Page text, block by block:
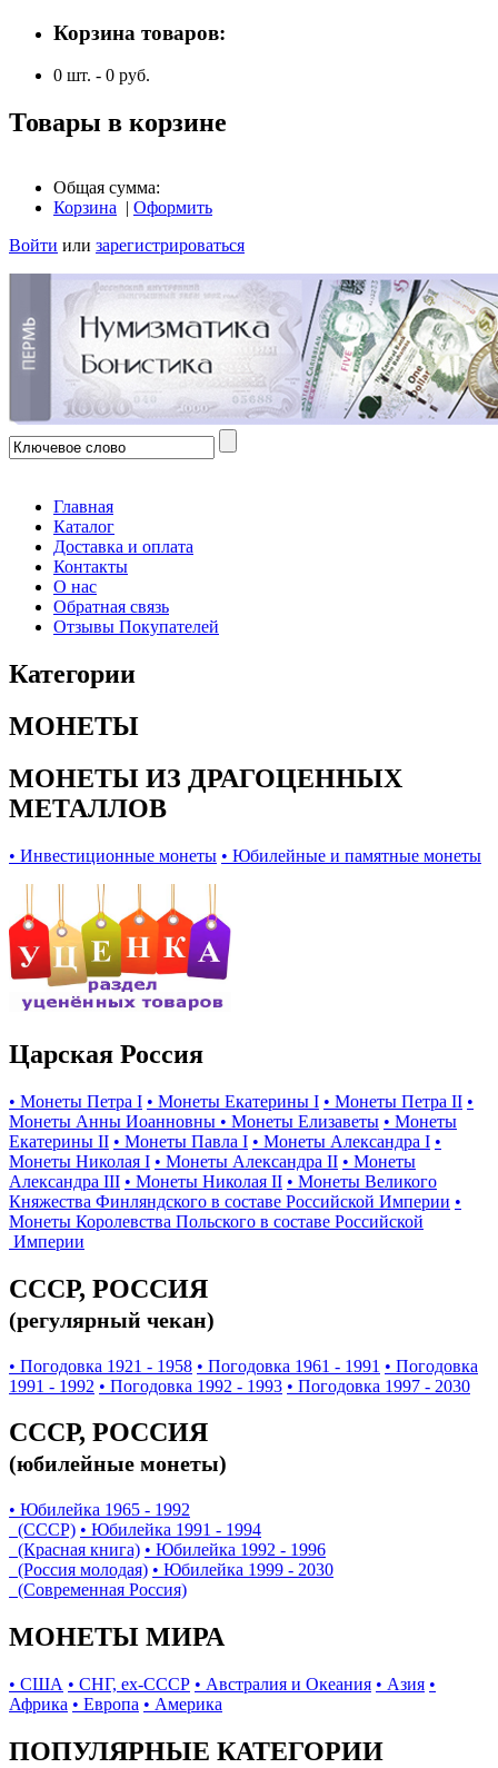
Корзина товаров:
0 шт. - 0 руб.
Товары в корзине
Общая сумма:
Корзина | Оформить
Войти или зарегистрироваться
Главная
Каталог
Доставка и оплата
Контакты
О нас
Обратная связь
Отзывы Покупателей
Категории
МОНЕТЫ
МОНЕТЫ ИЗ ДРАГОЦЕННЫХ
МЕТАЛЛОВ
• Инвестиционные монеты • Юбилейные и памятные монеты
Царская Россия
• Монеты Петра I • Монеты Екатерины I • Монеты Петра II •
Монеты Анны Иоанновны • Монеты Елизаветы • Монеты
Екатерины II • Монеты Павла I • Монеты Александра I •
Монеты Николая I • Монеты Александра II • Монеты
Александра III • Монеты Николая II • Монеты Великого
Княжества Финляндского в составе Российской Империи •
Монеты Королевства Польского в составе Российской
Империи
СССР, РОССИЯ
(регулярный чекан)
• Погодовка 1921 - 1958 • Погодовка 1961 - 1991 • Погодовка
1991 - 1992 • Погодовка 1992 - 1993 • Погодовка 1997 - 2030
СССР, РОССИЯ
(юбилейные монеты)
• Юбилейка 1965 - 1992
(СССР) • Юбилейка 1991 - 1994
(Красная книга) • Юбилейка 1992 - 1996
(Россия молодая) • Юбилейка 1999 - 2030
(Современная Россия)
МОНЕТЫ МИРА
• США • СНГ, ex-СССР • Австралия и Океания • Азия •
Африка • Европа • Америка
ПОПУЛЯРНЫЕ КАТЕГОРИИ